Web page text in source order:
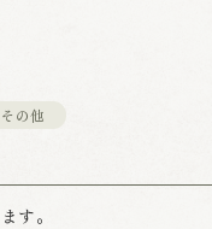
その他
ます。